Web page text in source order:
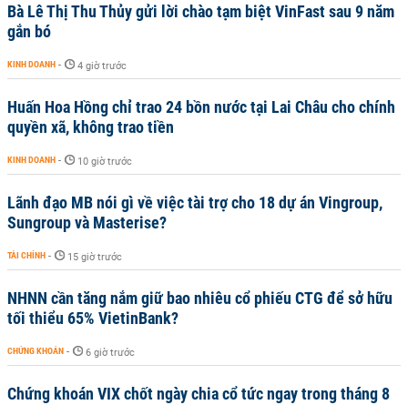
Bà Lê Thị Thu Thủy gửi lời chào tạm biệt VinFast sau 9 năm
gắn bó
KINH DOANH - 4 giờ trước
Huấn Hoa Hồng chỉ trao 24 bồn nước tại Lai Châu cho chính
quyền xã, không trao tiền
KINH DOANH - 10 giờ trước
Lãnh đạo MB nói gì về việc tài trợ cho 18 dự án Vingroup,
Sungroup và Masterise?
TÀI CHÍNH - 15 giờ trước
NHNN cần tăng nắm giữ bao nhiêu cổ phiếu CTG để sở hữu
tối thiểu 65% VietinBank?
CHỨNG KHOÁN - 6 giờ trước
Chứng khoán VIX chốt ngày chia cổ tức ngay trong tháng 8